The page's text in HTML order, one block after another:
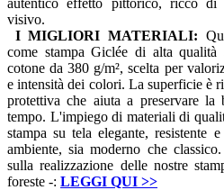
visivo.
I MIGLIORI MATERIALI:
come stampa Giclée di alta
cotone da 380 g/m², scelta per
e intensità dei colori. La superficie è
protettiva che aiuta a preservare la
tempo. L'impiego di materiali di
stampa su tela elegante, resistente
ambiente, sia moderno che
sulla realizzazione delle nostre
foreste -: LEGGI QUI >>